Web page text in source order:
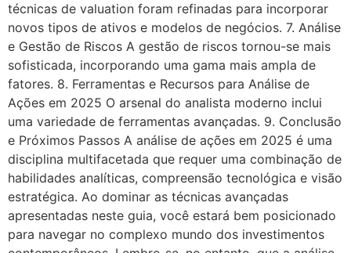
técnicas de valuation foram refinadas para incorporar
novos tipos de ativos e modelos de negócios. 7. Análise
e Gestão de Riscos A gestão de riscos tornou-se mais
sofisticada, incorporando uma gama mais ampla de
fatores. 8. Ferramentas e Recursos para Análise de
Ações em 2025 O arsenal do analista moderno inclui
uma variedade de ferramentas avançadas. 9. Conclusão
e Próximos Passos A análise de ações em 2025 é uma
disciplina multifacetada que requer uma combinação de
habilidades analíticas, compreensão tecnológica e visão
estratégica. Ao dominar as técnicas avançadas
apresentadas neste guia, você estará bem posicionado
para navegar no complexo mundo dos investimentos